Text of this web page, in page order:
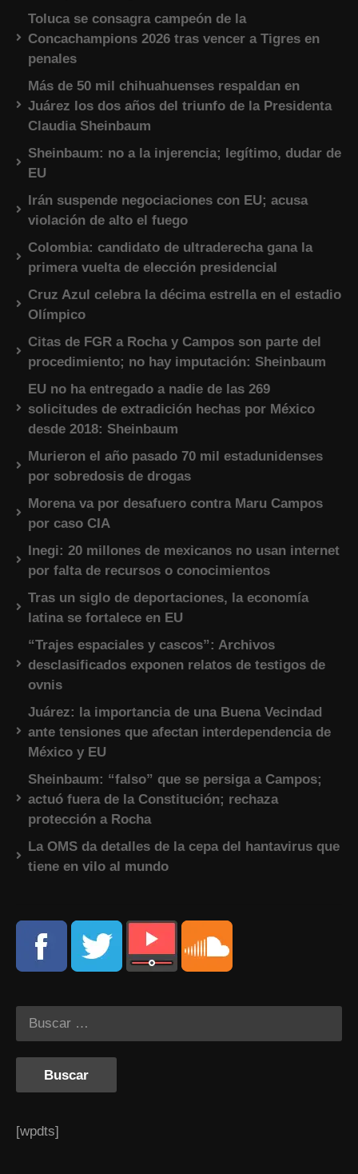
Toluca se consagra campeón de la
Concachampions 2026 tras vencer a Tigres en
penales
Más de 50 mil chihuahuenses respaldan en
Juárez los dos años del triunfo de la Presidenta
Claudia Sheinbaum
Sheinbaum: no a la injerencia; legítimo, dudar de
EU
Irán suspende negociaciones con EU; acusa
violación de alto el fuego
Colombia: candidato de ultraderecha gana la
primera vuelta de elección presidencial
Cruz Azul celebra la décima estrella en el estadio
Olímpico
Citas de FGR a Rocha y Campos son parte del
procedimiento; no hay imputación: Sheinbaum
EU no ha entregado a nadie de las 269
solicitudes de extradición hechas por México
desde 2018: Sheinbaum
Murieron el año pasado 70 mil estadunidenses
por sobredosis de drogas
Morena va por desafuero contra Maru Campos
por caso CIA
Inegi: 20 millones de mexicanos no usan internet
por falta de recursos o conocimientos
Tras un siglo de deportaciones, la economía
latina se fortalece en EU
“Trajes espaciales y cascos”: Archivos
desclasificados exponen relatos de testigos de
ovnis
Juárez: la importancia de una Buena Vecindad
ante tensiones que afectan interdependencia de
México y EU
Sheinbaum: “falso” que se persiga a Campos;
actuó fuera de la Constitución; rechaza
protección a Rocha
La OMS da detalles de la cepa del hantavirus que
tiene en vilo al mundo
[wpdts]